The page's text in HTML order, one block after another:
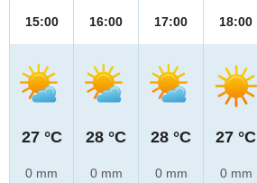
15:00
27 °C
0 mm
16:00
28 °C
0 mm
17:00
28 °C
0 mm
18:00
27 °C
0 mm